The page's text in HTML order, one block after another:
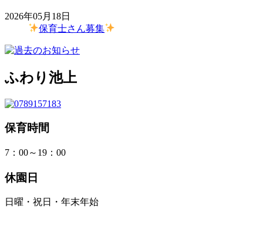
2026年05月18日
保育士さん募集
ふわり池上
保育時間
7：00～19：00
休園日
日曜・祝日・年末年始